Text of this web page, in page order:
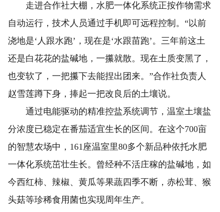
走进合作社大棚，水肥一体化系统正按作物需求
自动运行，技术人员通过手机即可远程控制。“以前
浇地是‘人跟水跑’，现在是‘水跟苗跑’。三年前这土
还是白花花的盐碱地，一攥就散。现在土质变黑了，
也变软了，一把攥下去能捏出团来。”合作社负责人
赵雪莲蹲下身，捧起一把改良后的土壤说。
通过电能驱动的精准控盐系统调节，温室土壤盐
分浓度已稳定在番茄适宜生长的区间。在这个700亩
的智慧农场中，161座温室里80多个新品种依托水肥
一体化系统茁壮生长。曾经种不活庄稼的盐碱地，如
今西红柿、辣椒、黄瓜等果蔬四季不断，赤松茸、猴
头菇等珍稀食用菌也实现周年生产。